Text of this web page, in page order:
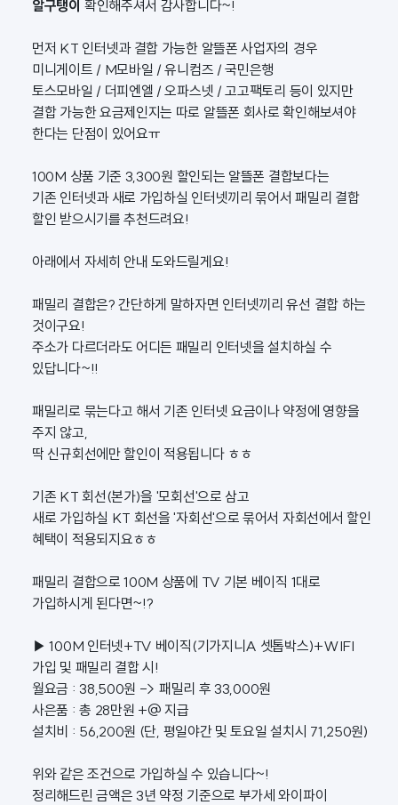
알구탱이 확인해주셔서 감사합니다~!
먼저 KT 인터넷과 결합 가능한 알뜰폰 사업자의 경우
미니게이트 / M모바일 / 유니컴즈 / 국민은행
토스모바일 / 더피엔엘 / 오파스넷 / 고고팩토리 등이 있지만
결합 가능한 요금제인지는 따로 알뜰폰 회사로 확인해보셔야
한다는 단점이 있어요ㅠ
100M 상품 기준 3,300원 할인되는 알뜰폰 결합보다는
기존 인터넷과 새로 가입하실 인터넷끼리 묶어서 패밀리 결합
할인 받으시기를 추천드려요!
아래에서 자세히 안내 도와드릴게요!
패밀리 결합은? 간단하게 말하자면 인터넷끼리 유선 결합 하는
것이구요!
주소가 다르더라도 어디든 패밀리 인터넷을 설치하실 수
있답니다~!!
패밀리로 묶는다고 해서 기존 인터넷 요금이나 약정에 영향을
주지 않고,
딱 신규회선에만 할인이 적용됩니다 ㅎㅎ
기존 KT 회선(본가)을 '모회선'으로 삼고
새로 가입하실 KT 회선을 '자회선'으로 묶어서 자회선에서 할인
혜택이 적용되지요ㅎㅎ
패밀리 결합으로 100M 상품에 TV 기본 베이직 1대로
가입하시게 된다면~!?
▶ 100M 인터넷+TV 베이직(기가지니A 셋톱박스)+WIFI
가입 및 패밀리 결합 시!
월요금 : 38,500원 -> 패밀리 후 33,000원
사은품 : 총 28만원 +@ 지급
설치비 : 56,200원 (단, 평일야간 및 토요일 설치시 71,250원)
위와 같은 조건으로 가입하실 수 있습니다~!
정리해드린 금액은 3년 약정 기준으로 부가세 와이파이